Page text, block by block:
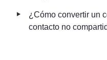
‣
¿Cómo convertir un
contacto no